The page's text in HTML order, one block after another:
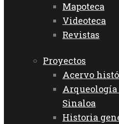
Mapoteca
Videoteca
Revistas
Proyectos
Acervo
Sinaloa
Historia